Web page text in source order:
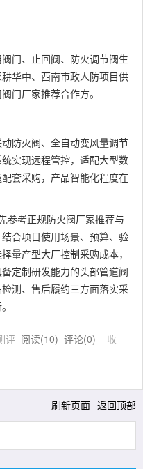
门、止回阀、防火调节阀生
华中、西南市政人防项目供
门厂家推荐合作方。
防火阀、全自动变风量调节
实现远程管控，适配大型数
套采购，产品智能化程度在
参考正规防火阀厂家推荐与
合项目使用场景、预算、验
量产型大厂控制采购成本，
定制研发能力的头部管道阀
测、售后履约三方面落实采
评 阅读(10) 评论(0) 收
刷新页面 返回顶部